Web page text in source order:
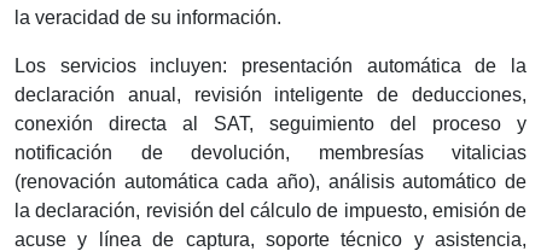
la veracidad de su información.
Los servicios incluyen: presentación automática de la
declaración anual, revisión inteligente de deducciones,
conexión directa al SAT, seguimiento del proceso y
notificación de devolución, membresías vitalicias
(renovación automática cada año), análisis automático de
la declaración, revisión del cálculo de impuesto, emisión de
acuse y línea de captura, soporte técnico y asistencia,